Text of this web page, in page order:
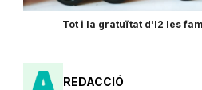
Tot i la gratuïtat d'I2 les
REDACCIÓ